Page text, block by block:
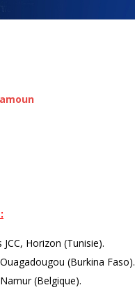
Horizon (Tunisie).
(Burkina Faso).
(Belgique).